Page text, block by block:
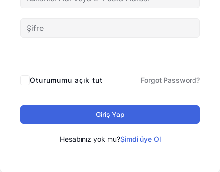
Oturumumu açık tut Forgot Password?
Giriş Yap
Hesabınız yok mu?Şimdi üye Ol